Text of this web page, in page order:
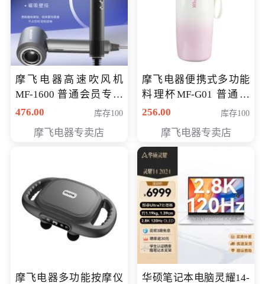
摩飞电器高速吹风机
MF-1600 普通会员专享
价298元
476.00 库存100
摩飞电器专卖店
摩飞电器便携式多功能
料理杯MF-G01 普通会
员专享价格118元
256.00 库存100
摩飞电器专卖店
摩飞电器多功能按摩仪
华硕笔记本电脑灵耀14-